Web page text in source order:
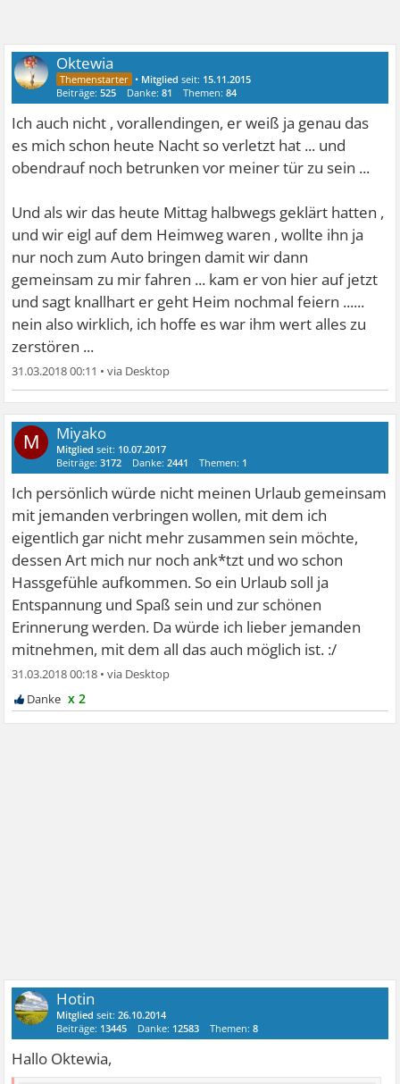
Oktewia
• Mitglied seit: 15.11.2015
Beiträge:525 Danke:81 Themen:84
Ich auch nicht , vorallendingen, er weiß ja genau das
es mich schon heute Nacht so verletzt hat ... und
obendrauf noch betrunken vor meiner tür zu sein ...
Und als wir das heute Mittag halbwegs geklärt hatten ,
und wir eigl auf dem Heimweg waren , wollte ihn ja
nur noch zum Auto bringen damit wir dann
gemeinsam zu mir fahren ... kam er von hier auf jetzt
und sagt knallhart er geht Heim nochmal feiern ......
nein also wirklich, ich hoffe es war ihm wert alles zu
zerstören ...
31.03.2018 00:11 •
M Miyako
Mitglied seit: 10.07.2017
Beiträge:3172 Danke:2441 Themen: 1
Ich persönlich würde nicht meinen Urlaub gemeinsam
mit jemanden verbringen wollen, mit dem ich
eigentlich gar nicht mehr zusammen sein möchte,
dessen Art mich nur noch ank*tzt und wo schon
Hassgefühle aufkommen. So ein Urlaub soll ja
Entspannung und Spaß sein und zur schönen
Erinnerung werden. Da würde ich lieber jemanden
mitnehmen, mit dem all das auch möglich ist. :/
31.03.2018 00:18 •
x 2
Hotin
Mitglied seit:26.10.2014
Beiträge: 13445 Danke: 12583 Themen:8
Hallo Oktewia,